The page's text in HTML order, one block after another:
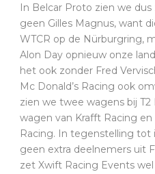
In Belcar Proto zien we
geen Gilles Magnus, want
WTCR op de Nürburgring,
Alon Day opnieuw onze
het ook zonder Fred
Mc Donald’s Racing ook
zien we twee wagens bij T2
wagen van Krafft Racing
Racing. In tegenstelling tot
geen extra deelnemers uit
zet Xwift Racing Events